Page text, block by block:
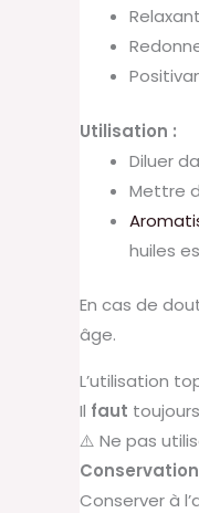
Utilisation :
Diluer
Mettre
huiles
En cas de
âge.
L’utilisation
Il faut toujours
⚠️ Ne pas
Conserver à